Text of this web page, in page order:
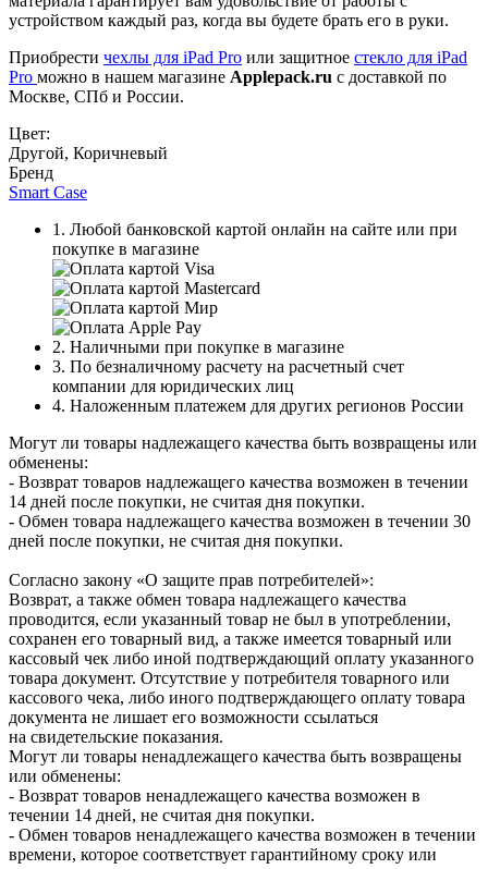
устройством каждый раз, когда вы будете брать его в руки.
Приобрести чехлы для iPad Pro или защитное стекло для iPad
Pro можно в нашем магазине Applepack.ru с доставкой по
Москве, СПб и России.
Цвет:
Другой, Коричневый
Бренд
Smart Case
1. Любой банковской картой онлайн на сайте или при
покупке в магазине
2. Наличными при покупке в магазине
3. По безналичному расчету на расчетный счет
компании для юридических лиц
4. Наложенным платежем для других регионов России
Могут ли товары надлежащего качества быть возвращены или
обменены:
- Возврат товаров надлежащего качества возможен в течении
14 дней после покупки, не считая дня покупки.
- Обмен товара надлежащего качества возможен в течении 30
дней после покупки, не считая дня покупки.
Согласно закону «О защите прав потребителей»:
Возврат, а также обмен товара надлежащего качества
проводится, если указанный товар не был в употреблении,
сохранен его товарный вид, а также имеется товарный или
кассовый чек либо иной подтверждающий оплату указанного
товара документ. Отсутствие у потребителя товарного или
кассового чека, либо иного подтверждающего оплату товара
документа не лишает его возможности ссылаться
на свидетельские показания.
Могут ли товары ненадлежащего качества быть возвращены
или обменены:
- Возврат товаров ненадлежащего качества возможен в
течении 14 дней, не считая дня покупки.
- Обмен товаров ненадлежащего качества возможен в течении
времени, которое соответствует гарантийному сроку или